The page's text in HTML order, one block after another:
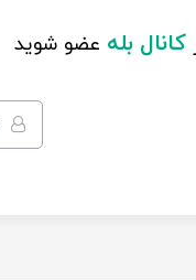
کانال بله عضو شوید